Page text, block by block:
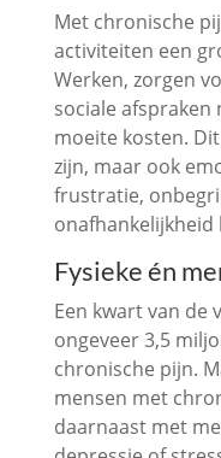
Met chronische
activiteiten een
Werken, zorgen
sociale afspraken
moeite kosten.
zijn, maar ook
frustratie,
onafhankelijkheid
Fysieke én
Een kwart van de
ongeveer 3,5
chronische pijn.
mensen met
daarnaast met